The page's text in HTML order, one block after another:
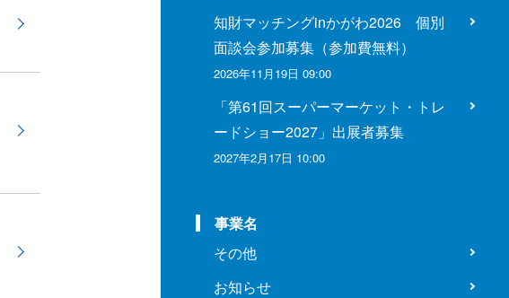
知財マッチングinかがわ2026 個別
面談会参加募集（参加費無料）
2026年11月19日 09:00
「第61回スーパーマーケット・トレ
ードショー2027」出展者募集
2027年2月17日 10:00
事業名
その他
お知らせ